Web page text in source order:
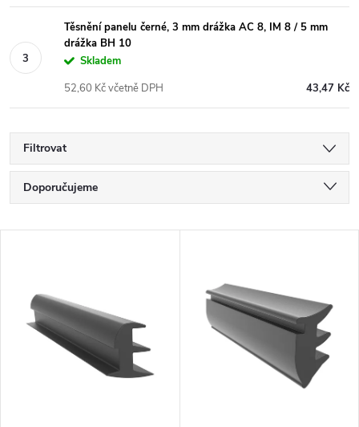
Těsnění panelu černé, 3 mm drážka AC 8, IM 8 / 5 mm
drážka BH 10
Skladem
43,47 Kč
52,60 Kč včetně DPH
Filtrovat
Ř
a
Doporučujeme
Abecedně
p